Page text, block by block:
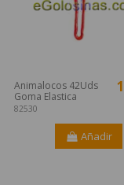
Animalocos 42Uds
Goma Elastica
82530
Añadir